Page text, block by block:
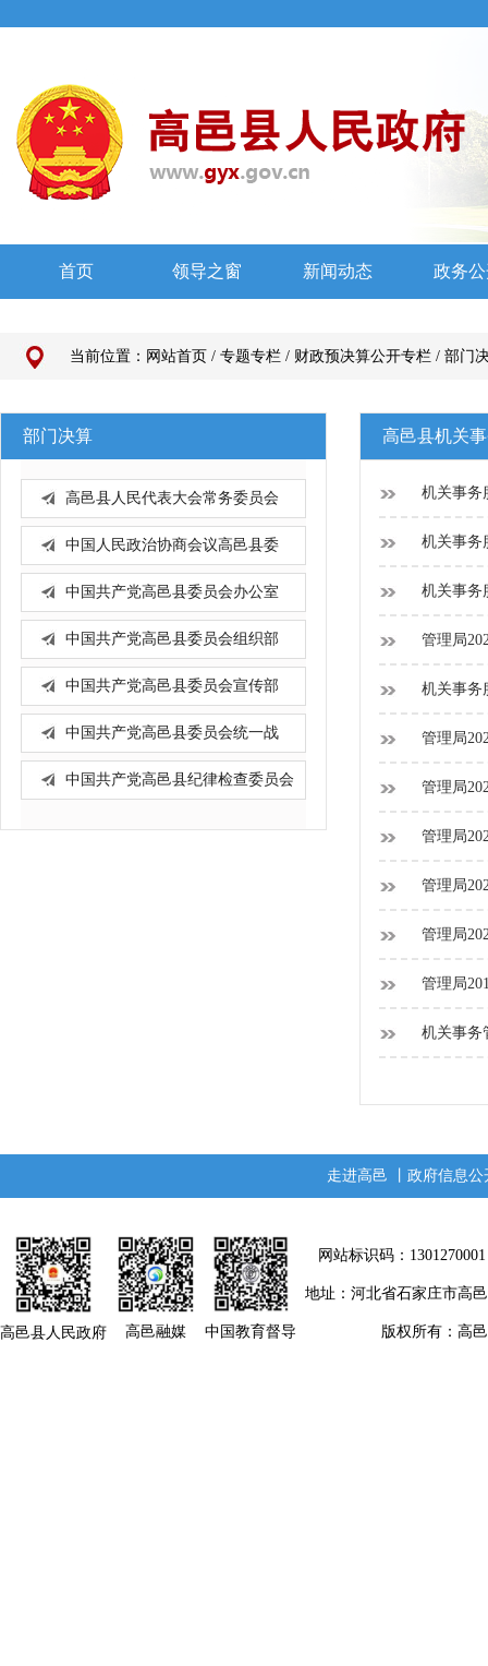
当前位置： 网站首页 / 专题专栏 / 财政预决算公开专栏 / 部门
部门决算
高邑县人民代表大会常务委员会
中国人民政治协商会议高邑县委
中国共产党高邑县委员会办公室
中国共产党高邑县委员会组织部
中国共产党高邑县委员会宣传部
中国共产党高邑县委员会统一战
中国共产党高邑县纪律检查委员会
高邑县机关
机关事务
机关事务
机关事务
管理局
机关事务
管理局
管理局
管理局
管理局
管理局
管理局
机关事务